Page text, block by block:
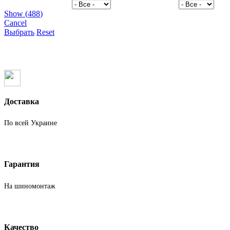
Show (488)
Cancel
Выбрать Reset
Доставка
По всей Украине
Гарантия
На шиномонтаж
Качество